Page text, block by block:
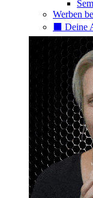
Werben
⬛️ Deine